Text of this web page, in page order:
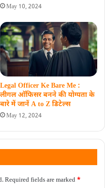
May 10, 2024
Legal Officer Ke Bare Me :
लीगल ऑफ‍िसर बनने की योग्यता के
बारे में जानें A to Z डिटेल्‍स
May 12, 2024
Required fields are marked *